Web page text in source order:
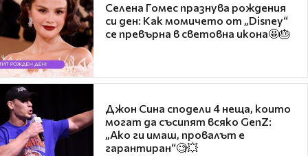
Селена Гомес празнува рождения
си ден: Как момичето от „Disney“
се превърна в световна икона🤩🎂
Джон Сина сподели 4 неща, които
могат да съсипят всяко GenZ:
„Ако ги имаш, провалът е
гарантиран“🧐💥